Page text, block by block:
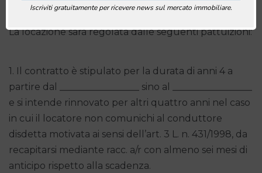
La locazione sarà regolata dalle seguenti pattuizioni:
1. Il contratto è stipulato per la durata di anni 4 a
partire dal _________________ sino al _________________
e si intende rinnovato per altri quattro anni nel caso
in cui il locatore non comunichi al conduttore
disdetta motivata ai sensi dell’art. 3 L. n. 431/1998, da
recapitarsi mediante racc. a/r con almeno sei mesi di
anticipo rispetto alla scadenza.
Iscriviti gratuitamente per ricevere news sul mercato immobiliare.